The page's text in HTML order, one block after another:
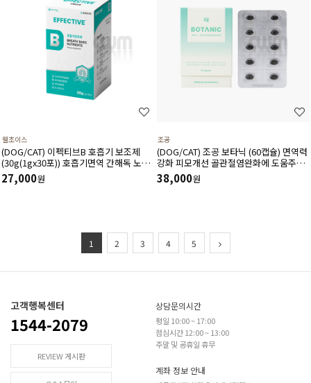
웰초이스
(DOG/CAT) 이펙티브B 호흡기 보조제
(30g(1gx30포)) 호흡기면역 간해독 노폐
물배출촉진 항산화작용에 도움
27,000원
조공
(DOG/CAT) 조공 보타닉 (60캡슐) 면역력
강화 피모개선 골관절염완화에 도움주는
항산화제
38,000원
1 2 3 4 5
고객행복센터
1544-2079
REVIEW 게시판
상담문의시간
평일 10:00 ~ 17:00
점심시간 12:00 ~ 13:00
주말 및 공휴일 휴무
계좌 정보 안내